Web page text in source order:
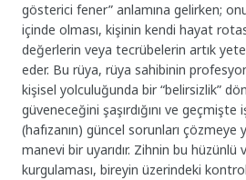
gösterici fener” anlamına gelirken;
içinde olması, kişinin kendi hayat
değerlerin veya tecrübelerin artık
eder. Bu rüya, rüya sahibinin
kişisel yolculuğunda bir “belirsizlik”
güveneceğini şaşırdığını ve
(hafızanın) güncel sorunları
manevi bir uyarıdır. Zihnin bu hüzünlü
kurgulaması, bireyin üzerindeki kontrol